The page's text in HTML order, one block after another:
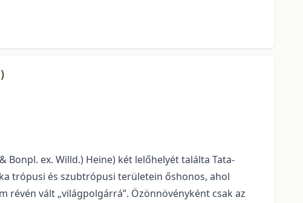
Bonpl. ex. Willd.) Heine) két lelőhelyét találta Tata-
trópusi és szubtrópusi te­rü­letein őshonos, ahol
révén vált „világpolgárrá”. Özönnövényként csak az